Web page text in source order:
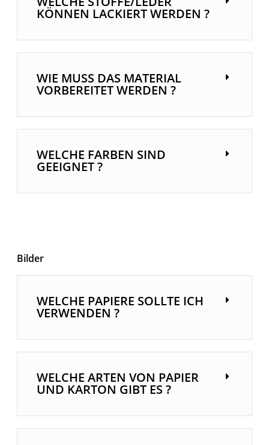
KÖNNEN LACKIERT WERDEN ?
WIE MUSS DAS MATERIAL
VORBEREITET WERDEN ?
WELCHE FARBEN SIND
GEEIGNET ?
Bilder
WELCHE PAPIERE SOLLTE ICH
VERWENDEN ?
WELCHE ARTEN VON PAPIER
UND KARTON GIBT ES ?